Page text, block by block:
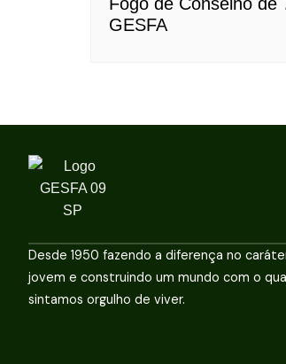
GESFA
Desde 1950 fazendo a diferença no
jovem e construindo um mundo com o
sintamos orgulho de viver.